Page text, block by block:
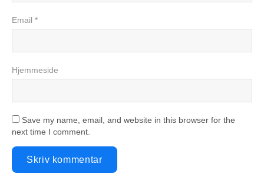
Email *
Hjemmeside
Save my name, email, and website in this browser for the
next time I comment.